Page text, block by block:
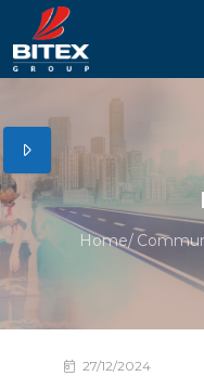
Home
27/12/2024